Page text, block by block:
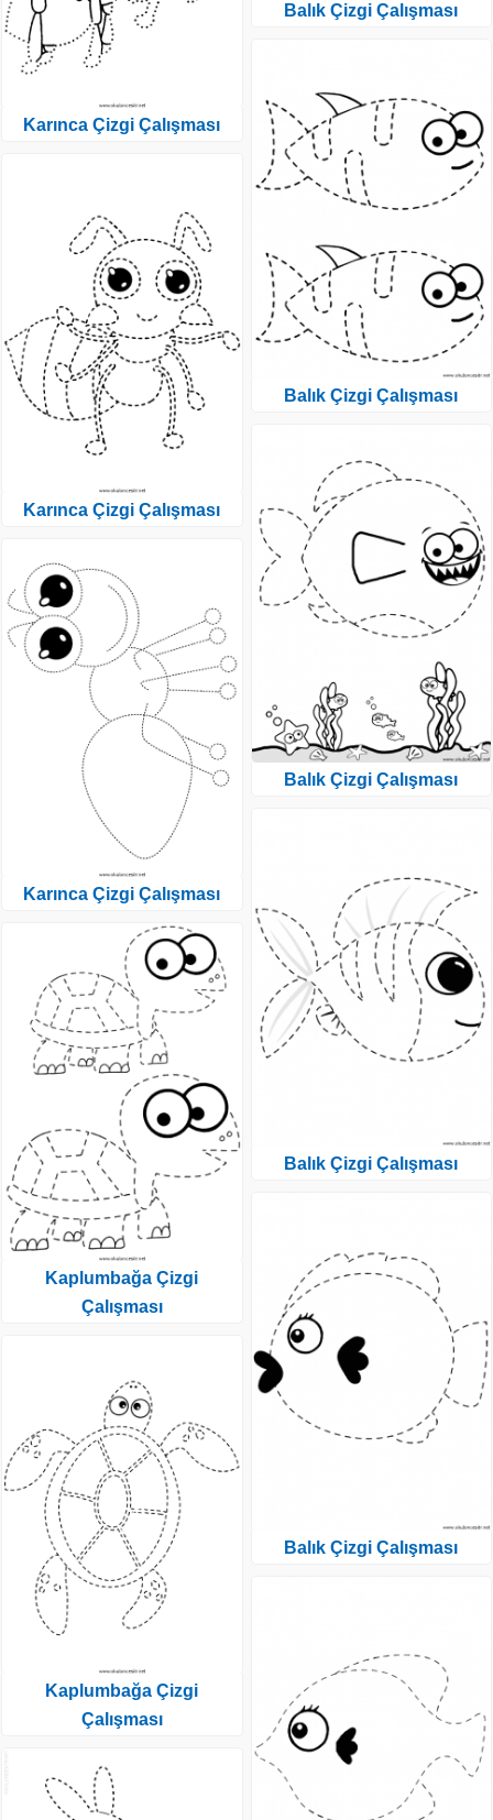
Karınca Çizgi Çalışması
Karınca Çizgi Çalışması
Karınca Çizgi Çalışması
Kaplumbağa Çizgi
Çalışması
Kaplumbağa Çizgi
Çalışması
Balık Çizgi Çalışması
Balık Çizgi Çalışması
Balık Çizgi Çalışması
Balık Çizgi Çalışması
Balık Çizgi Çalışması